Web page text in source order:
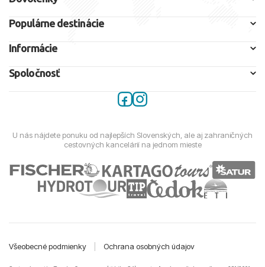
Populárne destinácie
Informácie
Spoločnosť
U nás nájdete ponuku od najlepších Slovenských, ale aj zahraničných
cestovných kancelárií na jednom mieste
Všeobecné podmienky Ochrana osobných údajov